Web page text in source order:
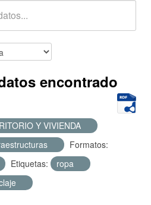
encontrado
Y VIVIENDA
Formatos:
Etiquetas:
ropa